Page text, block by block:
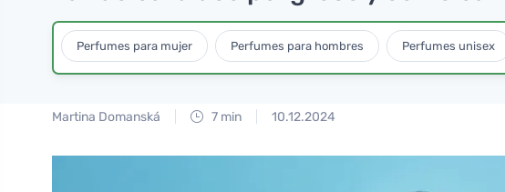
Perfumes para mujer Perfumes para hombres Perfumes unisex
Martina Domanská 7 min 10.12.2024